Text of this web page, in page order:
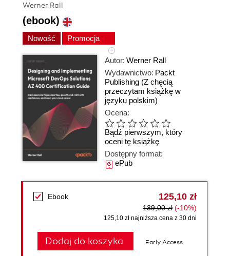
Werner Rall
(ebook)
Nowość Promocja
Autor: Werner Rall
Wydawnictwo: Packt
Publishing (Z chęcią
przeczytam książkę w
języku polskim)
Ocena:
Bądź pierwszym, który
oceni tę książkę
Dostępny format:
ePub
Ebook 125,10 zł
139,00 zł (-10%)
125,10 zł najniższa cena z 30 dni
Dodaj do koszyka Early Access